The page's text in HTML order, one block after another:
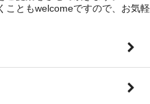
こともwelcomeですので、お気軽